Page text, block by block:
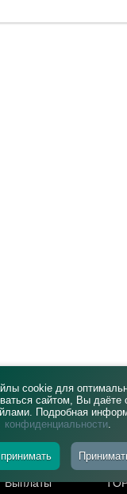
Выплаты
cookie для
сайтом, Вы даёте
Подробная
конфиденциальности.